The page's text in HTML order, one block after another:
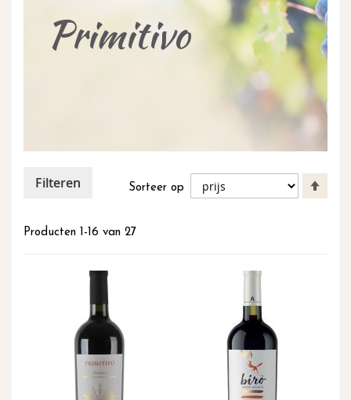
Primitivo
Producten 1-16 van 27
Sorteer op
hoog
Filteren